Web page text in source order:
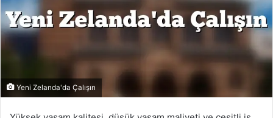
Yeni Zelanda'da Çalışın